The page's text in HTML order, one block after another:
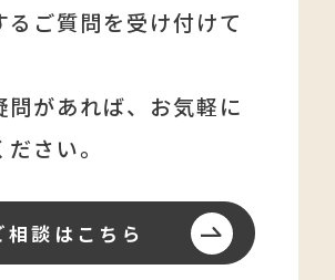
る ご質問を受け付けて
があれば、 お気軽に
さい。
相談はこちら